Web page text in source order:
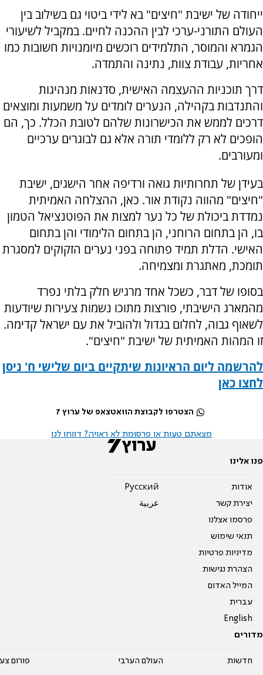
ייחודה של ישיבת "חיצים" בא לידי ביטוי גם בשילוב בין
העולם התורני-ערכי לבין ההכנה לחיים. במקביל לשיעורי
הגמרא והמוסר, התלמידים רוכשים מיומנויות חשובות כמו
אחריות, עבודת צוות, נתינה והתמדה.
דרך תוכניות ההעצמה האישית, סדנאות מנהיגות
והתנדבות בקהילה, הנערים לומדים על משמעות ומוצאים
דרכים לממש את הכישרונות שלהם לטובת הכלל. כך, הם
הופכים לא רק ללומדי תורה אלא גם לבוגרים ערכיים
ומעורבים.
בעידן של תחרותיות גואה ורדיפה אחר הישגים, ישיבת
"חיצים" מהווה נקודת אור. כאן, ההצלחה האמיתית
נמדדת ביכולת של כל נער למצות את הפוטנציאל הטמון
בו, הן בתחום הרוחני, הן בתחום הלימודי והן בתחום
האישי. הדלת תמיד פתוחה בפני נערים הזקוקים למסגרת
תומכת, מאתגרת ומצמיחה.
בסופו של דבר, כשכל אחד מרגיש חלק בלתי נפרד
מהמארג הישיבתי, פורצות מתוכו נשמות צעירות שיודעות
לשאוף גבוה, לחלום בגדול ולהוביל את עם ישראל קדימה.
זו המהות האמיתית של ישיבת "חיצים".
להרשמה ליום הראיונות שיתקיים ביום שלישי ח' ניסן
לחצו כאן
הצטרפו לקבוצת הוואטצאפ של ערוץ 7
מצאתם טעות או פרסומת לא ראויה? דווחו לנו
פנו אלינו
אודות
יצירת קשר
פרסמו אצלנו
תנאי שימוש
מדיניות פרטיות
הצהרת נגישות
המייל האדום
עברית
English
Pусский
عربية
מדורים
חדשות
העולם הערבי
פורום